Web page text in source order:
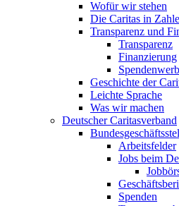
Wofür wir stehen
Die Caritas in
Transparenz und
Transparenz
Finanzierung
Geschichte der
Leichte Sprache
Was wir machen
Deutscher Caritasverband
Arbeitsfelder
Jobs beim
Spenden